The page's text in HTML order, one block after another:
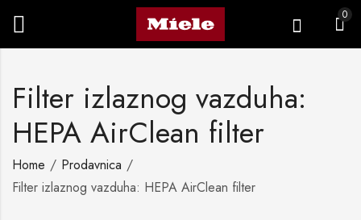
0
Filter izlaznog vazduha:
HEPA AirClean filter
Home
Prodavnica
Filter izlaznog vazduha: HEPA AirClean filter